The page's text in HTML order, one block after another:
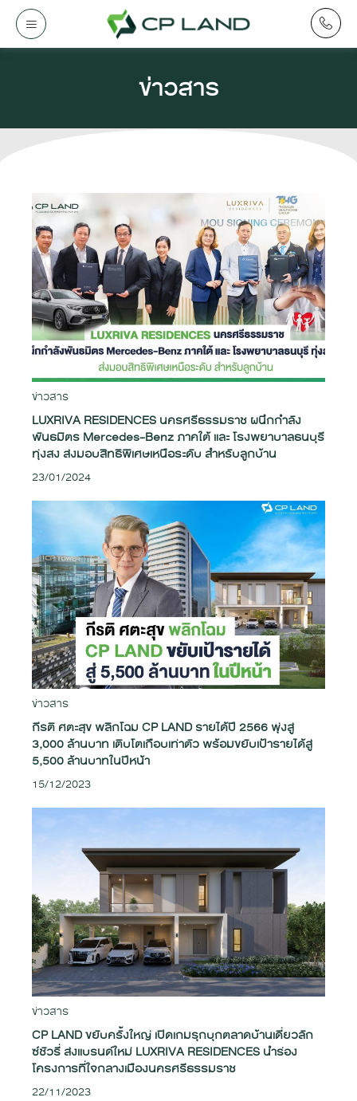
ข่าวสาร
ข่าวสาร
LUXRIVA RESIDENCES นครศรีธรรมราช ผนึกกำลัง
พันธมิตร Mercedes-Benz ภาคใต้ และ โรงพยาบาลธนบุรี
ทุ่งสง ส่งมอบสิทธิพิเศษเหนือระดับ สำหรับลูกบ้าน
23/01/2024
ข่าวสาร
กีรติ ศตะสุข พลิกโฉม CP LAND รายได้ปี 2566 พุ่งสู่
3,000 ล้านบาท เติบโตเกือบเท่าตัว พร้อมขยับเป้ารายได้สู่
5,500 ล้านบาทในปีหน้า
15/12/2023
ข่าวสาร
CP LAND ขยับครั้งใหญ่ เปิดเกมรุกบุกตลาดบ้านเดี่ยวลัก
ซ์ชัวรี่ ส่งแบรนด์ใหม่ LUXRIVA RESIDENCES นำร่อง
โครงการที่ใจกลางเมืองนครศรีธรรมราช
22/11/2023